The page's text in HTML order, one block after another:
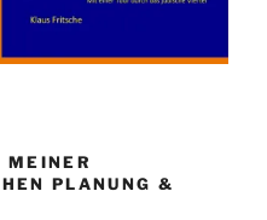
MEINER
PLANUNG &